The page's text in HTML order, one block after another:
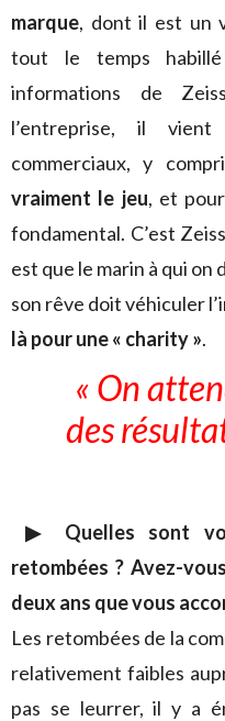
marque, dont il est un
tout le temps
informations de
l’entreprise, il
commerciaux, y
vraiment le jeu, et
fondamental. C’est
est que le marin à qui on
son rêve doit véhiculer
là pour une « charity ».
« On
des
▶ Quelles sont
retombées ? Avez-
deux ans que vous
Les retombées de la
relativement faibles
pas se leurrer, il y a